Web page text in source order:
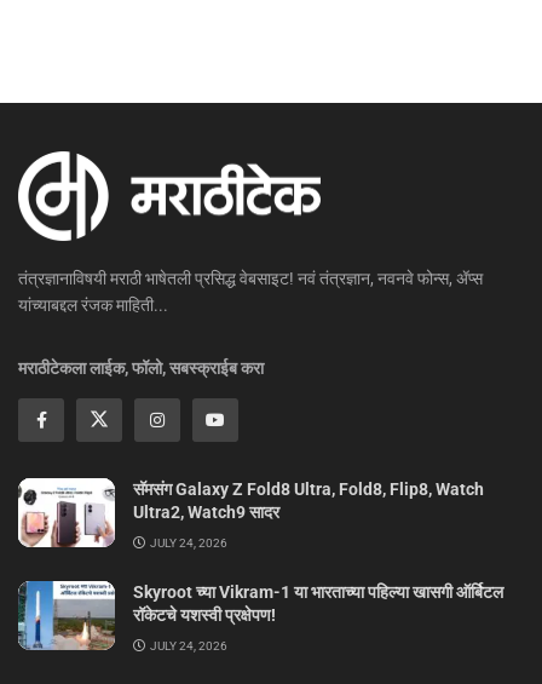
तंत्रज्ञानाविषयी मराठी भाषेतली प्रसिद्ध वेबसाइट! नवं तंत्रज्ञान, नवनवे फोन्स, ॲप्स
यांच्याबद्दल रंजक माहिती...
मराठीटेकला लाईक, फॉलो, सबस्क्राईब करा
सॅमसंग Galaxy Z Fold8 Ultra, Fold8, Flip8, Watch
Ultra2, Watch9 सादर
JULY 24, 2026
Skyroot च्या Vikram-1 या भारताच्या पहिल्या खासगी ऑर्बिटल
रॉकेटचे यशस्वी प्रक्षेपण!
JULY 24, 2026